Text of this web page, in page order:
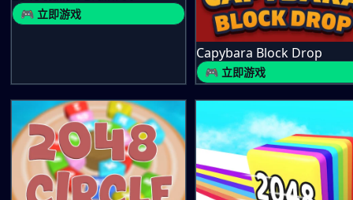
🎮 立即游戏
Capybara Block Drop
🎮 立即游戏